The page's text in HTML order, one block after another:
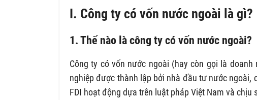
I. Công ty có vốn nước ngoài là gì?
1. Thế nào là công ty có vốn nước ngoài?
Công ty có vốn nước ngoài (hay còn gọi là
nghiệp được thành lập bởi nhà đầu tư nước ngoài,
FDI hoạt động dựa trên luật pháp Việt Nam và